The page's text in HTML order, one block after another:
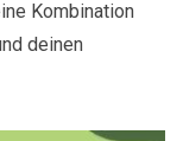
Kombination
deinen